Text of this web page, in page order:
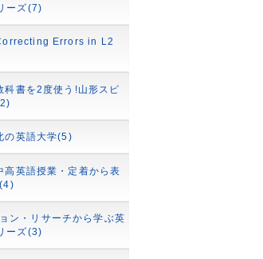
ーズ(7)
Errors in L2
科書を2度使う!山形スピ
の英語大学(5)
高英語授業・定着から表
ン・リサーチから学ぶ英
ーズ(3)